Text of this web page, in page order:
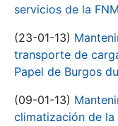
servicios de la
(23-01-13)
transporte de
Papel de Burgos
(09-01-13)
climatización de la